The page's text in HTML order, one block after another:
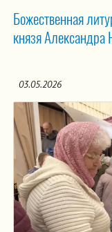
Божественная
князя Александра
03.05.2026